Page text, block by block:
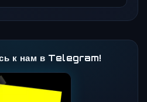
к нам в Telegram!